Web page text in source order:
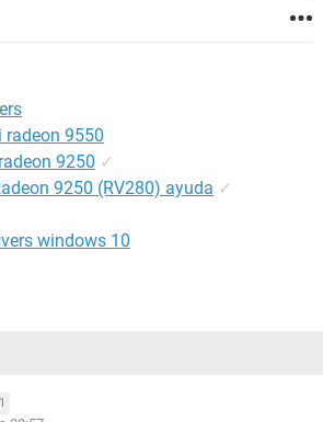
radeon 9550
9250 ✓
9250 (RV280) ayuda ✓
windows 10
1